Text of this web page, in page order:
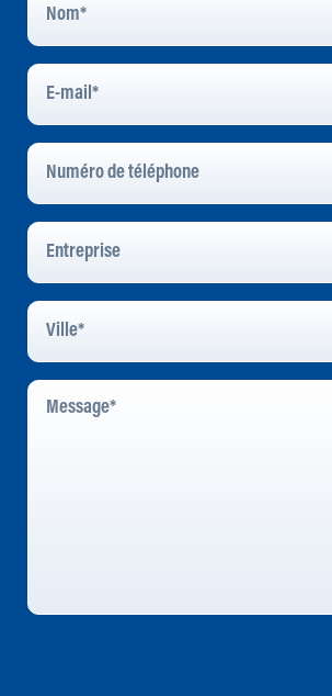
E-
Mail*
Numéro
Téléphone
Entreprise
Ville
Message